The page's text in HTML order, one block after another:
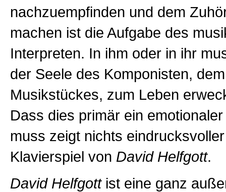
nachzuempfinden und dem
machen ist die Aufgabe des
Interpreten. In ihm oder in ihr
der Seele des Komponisten,
Musikstückes, zum Leben
Dass dies primär ein
muss zeigt nichts
Klavierspiel von David Helfgott.
David Helfgottist eine ganz